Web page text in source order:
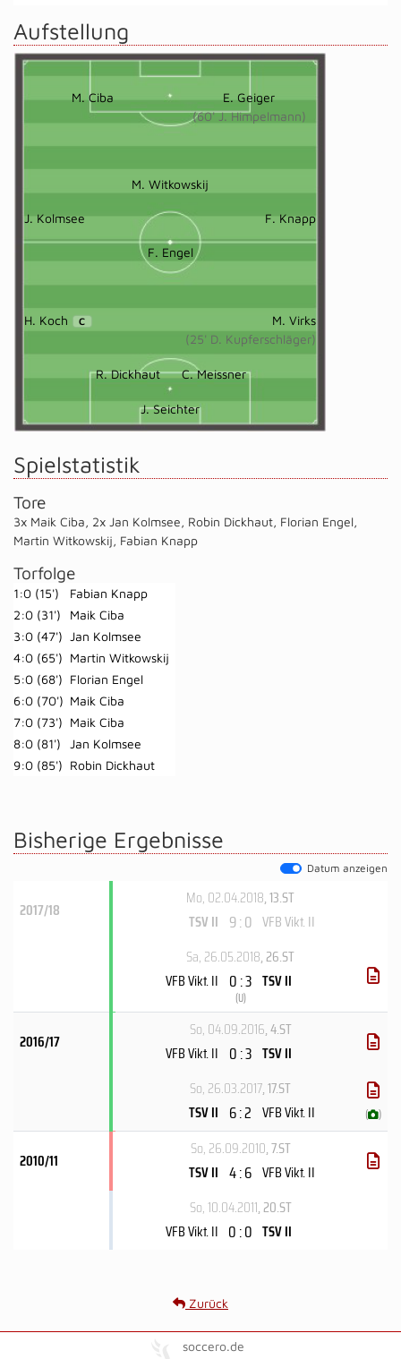
Aufstellung
M. Ciba
E. Geiger
(60' J. Himpelmann)
M. Witkowskij
J. Kolmsee F. Knapp
F. Engel
H. Koch C
M. Virks
(25' D. Kupferschläger)
R. Dickhaut C. Meissner
J. Seichter
Spielstatistik
Tore
3x Maik Ciba, 2x Jan Kolmsee, Robin Dickhaut, Florian Engel,
Martin Witkowskij, Fabian Knapp
Torfolge
1:0 (15')
Fabian Knapp
2:0 (31')
Maik Ciba
3:0 (47') Jan Kolmsee
4:0 (65') Martin Witkowskij
5:0 (68') Florian Engel
6:0 (70') Maik Ciba
7:0 (73') Maik Ciba
8:0 (81')
Jan Kolmsee
9:0 (85') Robin Dickhaut
Bisherige Ergebnisse
Datum anzeigen
2017/18
Mo, 02.04.2018, 13.ST
TSV II 9 : 0 VFB Vikt. II
Sa, 26.05.2018, 26.ST
VFB Vikt. II 0 : 3
(U)
TSV II
2016/17
So, 04.09.2016, 4.ST
VFB Vikt. II 0 : 3 TSV II
So, 26.03.2017, 17.ST
TSV II 6 : 2 VFB Vikt. II ( )
2010/11
So, 26.09.2010, 7.ST
TSV II 4 : 6 VFB Vikt. II
So, 10.04.2011, 20.ST
VFB Vikt. II 0 : 0 TSV II
Zurück
soccero.de